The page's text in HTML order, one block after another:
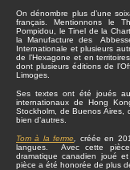
On dénombre plus d’une
français. Mentionnons le
Pompidou, le Tinel de la
la Manufacture des
Internationale et plusieurs
de l’Hexagone et en
dont plusieurs éditions de
Limoges.
Ses textes ont été joués
internationaux de Hong
Stockholm, de Buenos Aires,
bien d’autres.
Tom à la ferme
créée en
langues. Avec cette
dramatique canadien joué
pièce a été honorée de plus